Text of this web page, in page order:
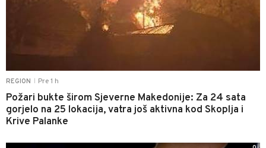
REGION Pre 1 h
Požari bukte širom Sjeverne Makedonije: Za 24 sata
gorjelo na 25 lokacija, vatra još aktivna kod Skoplja i
Krive Palanke